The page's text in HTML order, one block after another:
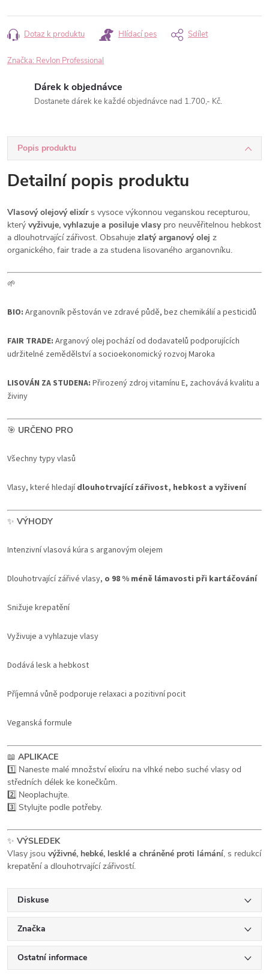
Dotaz k produktu Hlídací pes Sdílet
Značka: Revlon Professional
Dárek k objednávce
Dostanete dárek ke každé objednávce nad 1.700,- Kč.
Popis produktu
Detailní popis produktu
Vlasový olejový elixírs vysoce výkonnou veganskou recepturou,
který vyživuje, vyhlazuje a posiluje vlasypro neuvěřitelnou hebkost
a dlouhotrvající zářivost. Obsahuje zlatý arganový olej z
organického, fair trade a za studena lisovaného arganovníku.
🌱
BIO: Arganovník pěstován ve zdravé půdě, bez chemikálií a pesticidů
FAIR TRADE: Arganový olej pochází od dodavatelů podporujících
udržitelné zemědělství a socioekonomický rozvoj Maroka
LISOVÁN ZA STUDENA: Přirozený zdroj vitamínu E, zachovává kvalitu a
živiny
🎯 URČENO PRO
Všechny typy vlasů
Vlasy, které hledajídlouhotrvající zářivost, hebkost a vyživení
✨ VÝHODY
Intenzivní vlasová kúra s arganovým olejem
Dlouhotrvající zářivé vlasy, o 98 % méně lámavosti při kartáčování
Snižuje krepatění
Vyživuje a vyhlazuje vlasy
Dodává lesk a hebkost
Příjemná vůně podporuje relaxaci a pozitivní pocit
Veganská formule
📖 APLIKACE
1️⃣ Naneste malé množství elixíru na vlhké nebo suché vlasy od
středních délek ke konečkům.
2️⃣ Neoplachujte.
3️⃣ Stylujte podle potřeby.
✨ VÝSLEDEK
Vlasy jsou výživné, hebké, lesklé a chráněné proti lámání, s redukcí
krepatění a dlouhotrvající zářivostí.
Diskuse
Značka
Ostatní informace